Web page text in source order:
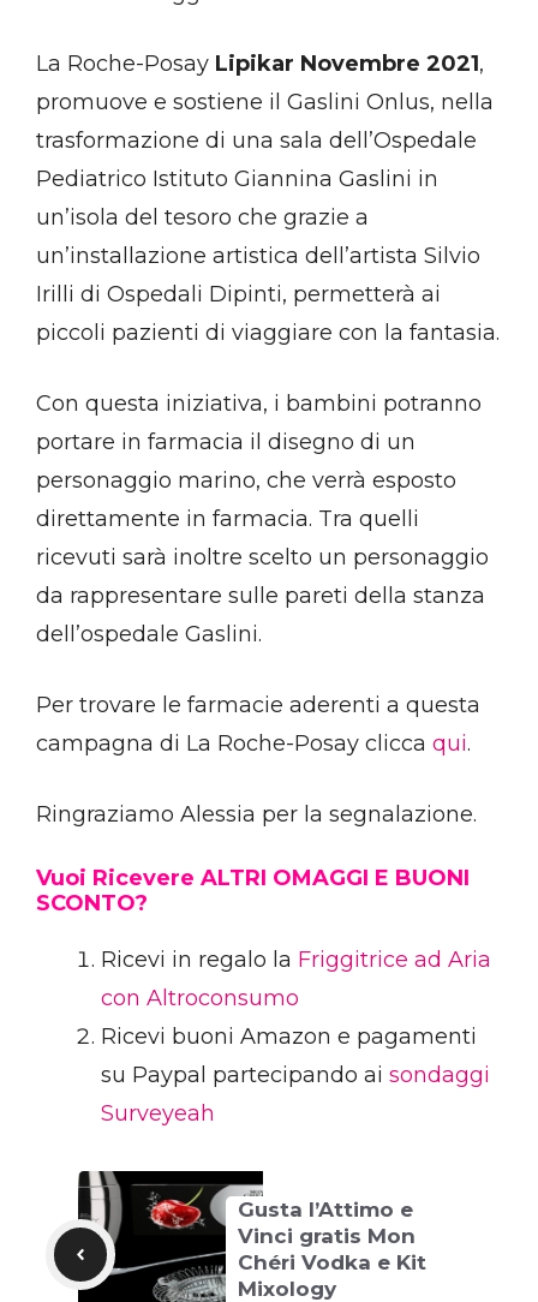
La Roche-Posay Lipikar Novembre 2021,
promuove e sostiene il Gaslini Onlus, nella
trasformazione di una sala dell’Ospedale
Pediatrico Istituto Giannina Gaslini in
un’isola del tesoro che grazie a
un’installazione artistica dell’artista Silvio
Irilli di Ospedali Dipinti, permetterà ai
piccoli pazienti di viaggiare con la fantasia.
Con questa iniziativa, i bambini potranno
portare in farmacia il disegno di un
personaggio marino, che verrà esposto
direttamente in farmacia. Tra quelli
ricevuti sarà inoltre scelto un personaggio
da rappresentare sulle pareti della stanza
dell’ospedale Gaslini.
Per trovare le farmacie aderenti a questa
campagna di La Roche-Posay clicca qui.
Ringraziamo Alessia per la segnalazione.
Vuoi Ricevere ALTRI OMAGGI E BUONI
SCONTO?
Ricevi in regalo la Friggitrice ad Aria
con Altroconsumo
Ricevi buoni Amazon e pagamenti
su Paypal partecipando ai sondaggi
Surveyeah
Gusta l’Attimo e
Vinci gratis Mon
Chéri Vodka e Kit
Mixology